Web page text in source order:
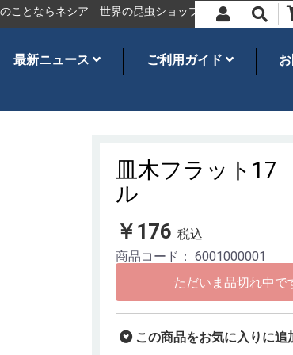
ならネシア 世界の昆虫ショップ オオクワガタ、カブ
最新ニュース ご利用ガイド
皿木フラット
ル
￥176 税込
商品コード：6001000001
ただいま品切れ中で
この商品をお気に入りに追